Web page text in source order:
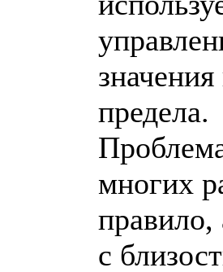
предела.
многих
правило,
с